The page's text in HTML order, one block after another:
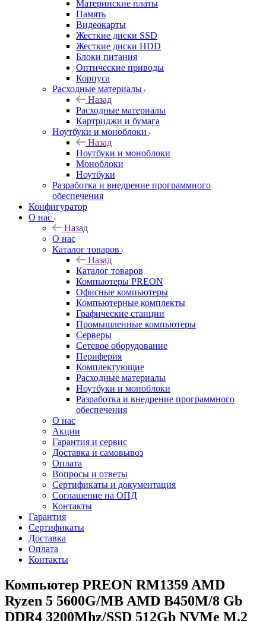
Материнские платы
Память
Видеокарты
Жесткие диски SSD
Жесткие диски HDD
Блоки питания
Оптические приводы
Корпуса
Расходные материалы
Назад
Расходные материалы
Картриджи и бумага
Ноутбуки и моноблоки
Назад
Ноутбуки и моноблоки
Моноблоки
Ноутбуки
Разработка и внедрение программного
обеспечения
Конфигуратор
О нас
Назад
О нас
Каталог товаров
Назад
Каталог товаров
Компьютеры PREON
Офисные компьютеры
Компьютерные комплекты
Графические станции
Промышленные компьютеры
Серверы
Сетевое оборудование
Периферия
Комплектующие
Расходные материалы
Ноутбуки и моноблоки
Разработка и внедрение программного
обеспечения
О нас
Акции
Гарантия и сервис
Доставка и самовывоз
Оплата
Вопросы и ответы
Сертификаты и документация
Соглашение на ОПД
Контакты
Гарантия
Сертификаты
Доставка
Оплата
Контакты
Компьютер PREON RM1359 AMD
Ryzen 5 5600G/MB AMD B450M/8 Gb
DDR4 3200Mhz/SSD 512Gb NVMe M.2